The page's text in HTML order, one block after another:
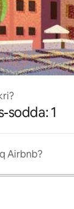
sodda: 1
Airbnb?